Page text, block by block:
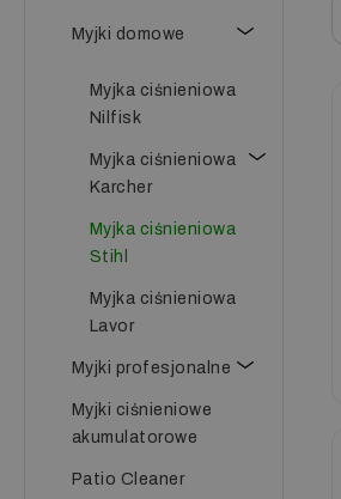
Myjki domowe
Myjka ciśnieniowa
Nilfisk
Myjka ciśnieniowa
Karcher
Myjka ciśnieniowa
Stihl
Myjka ciśnieniowa
Lavor
Myjki profesjonalne
Myjki ciśnieniowe
akumulatorowe
Patio Cleaner